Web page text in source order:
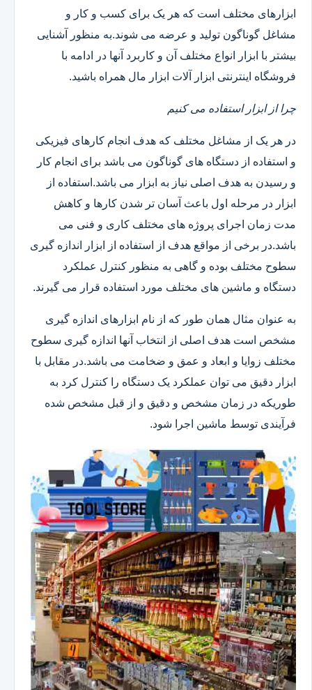
ابزارهای مختلف است که هر یک برای کسب و کار و
مشاغل گوناگون تولید و عرضه می شوند.به منظور آشنایی
بیشتر با ابزار انواع مختلف آن و کاربرد آنها در ادامه با
فروشگاه اینترنتی ابزار آلات ابزار مال همراه باشید.
چرا از ابزار استفاده می کنیم
در هر یک از مشاغل مختلف که هدف انجام کارهای فیزیکی
و استفاده از دستگاه های گوناگون می باشد برای انجام کار
و رسیدن به هدف اصلی نیاز به ابزار می باشد.استفاده از
ابزار در مرحله اول باعث آسان تر شدن کارها و کاهش
مدت زمان اجرای پروژه های مختلف کاری و فنی می
باشد.در برخی از مواقع هدف از استفاده از ابزار اندازه گیری
سطوح مختلف بوده و گاهی به منظور کنترل عملکرد
دستگاه و ماشین های مختلف مورد استفاده قرار می گیرند.
به عنوان مثال همان طور که از نام ابزارهای اندازه گیری
مشخص است هدف اصلی از انتخاب آنها اندازه گیری سطوح
مختلف زوایا و ابعاد و عمق و ضخامت می باشد.در مقابل با
ابزار دقیق می توان عملکرد یک دستگاه را کنترل کرد به
طوریکه در زمان مشخص و دقیق و از قبل مشخص شده
فرآیندی توسط ماشین اجرا شود.